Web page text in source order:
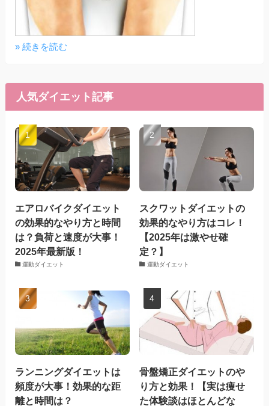
» 続きを読む
人気ダイエット記事
エアロバイクダイエット
の効果的なやり方と時間
は？負荷と速度が大事！
2025年最新版！
運動ダイエット
スクワットダイエットの
効果的なやり方はコレ！
【2025年は激やせ確
定？】
運動ダイエット
ランニングダイエットは
頻度が大事！効果的な距
離と時間は？
骨盤矯正ダイエットのや
り方と効果！【実は痩せ
た体験談はほとんどな